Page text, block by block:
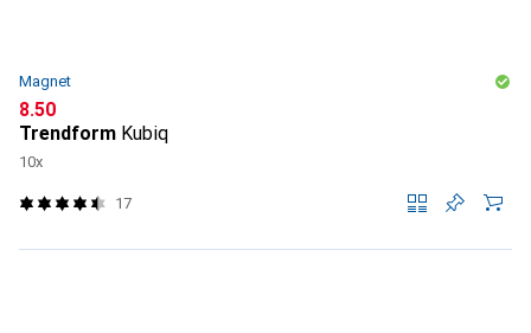
Magnet
CHF
8.50
Trendform Kubiq
10x
17